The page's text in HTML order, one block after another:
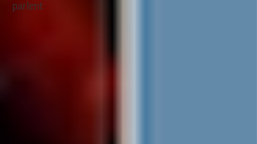
parlent